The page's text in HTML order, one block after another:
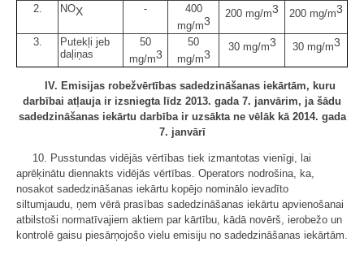
2. NOX -
400
mg/m3
200 mg/m3 200 mg/m3
3.
Putekļi jeb
daļiņas
50
mg/m3
50
mg/m3
30 mg/m3 30 mg/m3
IV. Emisijas robežvērtības sadedzināšanas iekārtām, kuru
darbībai atļauja ir izsniegta līdz 2013. gada 7. janvārim, ja šādu
sadedzināšanas iekārtu darbība ir uzsākta ne vēlāk kā 2014. gada
7. janvārī
10. Pusstundas vidējās vērtības tiek izmantotas vienīgi, lai
aprēķinātu diennakts vidējās vērtības. Operators nodrošina, ka,
nosakot sadedzināšanas iekārtu kopējo nominālo ievadīto
siltumjaudu, ņem vērā prasības sadedzināšanas iekārtu apvienošanai
atbilstoši normatīvajiem aktiem par kārtību, kādā novērš, ierobežo un
kontrolē gaisu piesārņojošo vielu emisiju no sadedzināšanas iekārtām.